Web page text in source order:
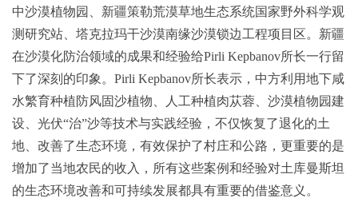
中沙漠植物园、新疆策勒荒漠草地生态系统国家野外科学观
测研究站、塔克拉玛干沙漠南缘沙漠锁边工程项目区。新疆
在沙漠化防治领域的成果和经验给Pirli Kepbanov所长一行留
下了深刻的印象。Pirli Kepbanov所长表示，中方利用地下咸
水繁育种植防风固沙植物、人工种植肉苁蓉、沙漠植物园建
设、光伏“治”沙等技术与实践经验，不仅恢复了退化的土
地、改善了生态环境，有效保护了村庄和公路，更重要的是
增加了当地农民的收入，所有这些案例和经验对土库曼斯坦
的生态环境改善和可持续发展都具有重要的借鉴意义。